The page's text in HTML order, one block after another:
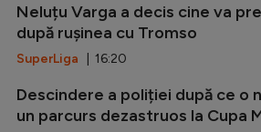
Neluțu Varga a decis cine va
după rușinea cu Tromso
SuperLiga | 16:20
Descindere a poliției după ce o
un parcurs dezastruos la Cupa